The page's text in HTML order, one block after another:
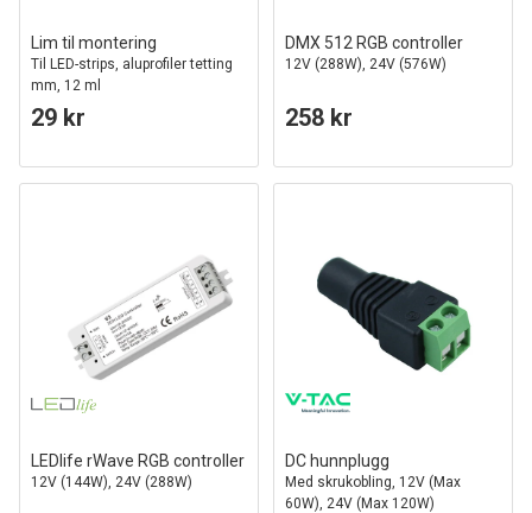
Lim til montering
Til LED-strips, aluprofiler tetting
mm, 12 ml
29 kr
DMX 512 RGB controller
12V (288W), 24V (576W)
258 kr
LEDlife rWave RGB controller
12V (144W), 24V (288W)
DC hunnplugg
Med skrukobling, 12V (Max
60W), 24V (Max 120W)